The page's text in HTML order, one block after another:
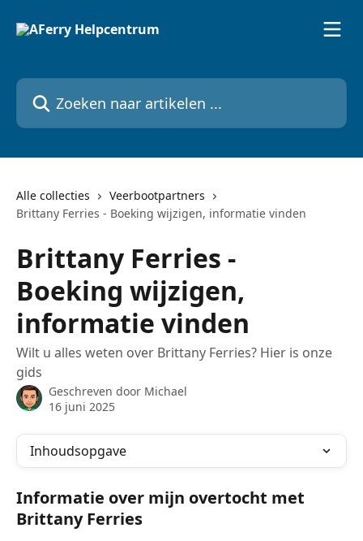
Zoeken naar artikelen ...
Alle collecties
Veerbootpartners
Brittany Ferries - Boeking wijzigen, informatie vinden
Brittany Ferries -
Boeking wijzigen,
informatie vinden
Wilt u alles weten over Brittany Ferries? Hier is onze
gids
Geschreven door Michael
16 juni 2025
Inhoudsopgave
Informatie over mijn overtocht met
Brittany Ferries